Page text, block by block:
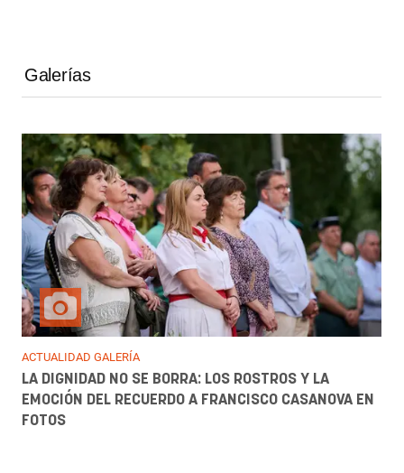
Galerías
ACTUALIDAD GALERÍA
LA DIGNIDAD NO SE BORRA: LOS ROSTROS Y LA
EMOCIÓN DEL RECUERDO A FRANCISCO CASANOVA EN
FOTOS